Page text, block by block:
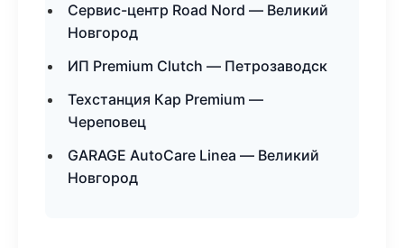
Сервис-центр Road Nord — Великий
Новгород
ИП Premium Clutch — Петрозаводск
Техстанция Кар Premium —
Череповец
GARAGE AutoCare Linea — Великий
Новгород